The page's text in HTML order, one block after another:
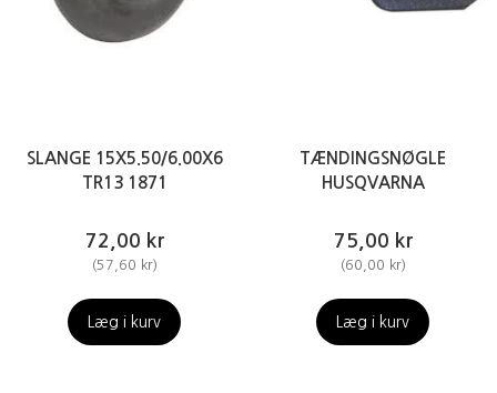
SLANGE 15X5.50/6.00X6
TR13 1871
72,00 kr
(57,60 kr)
Læg i kurv
TÆNDINGSNØGLE
HUSQVARNA
75,00 kr
(60,00 kr)
Læg i kurv